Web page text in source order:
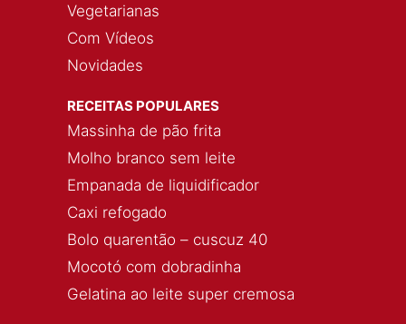
Vegetarianas
Com Vídeos
Novidades
RECEITAS POPULARES
Massinha de pão frita
Molho branco sem leite
Empanada de liquidificador
Caxi refogado
Bolo quarentão – cuscuz 40
Mocotó com dobradinha
Gelatina ao leite super cremosa